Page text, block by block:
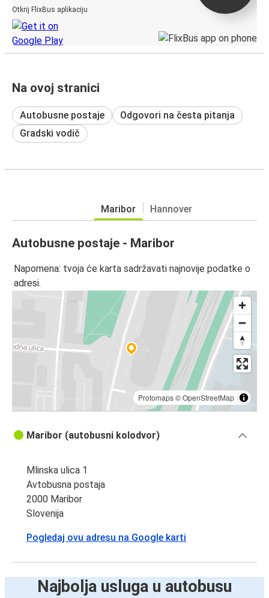
Otkrij FlixBus aplikaciju
Na ovoj stranici
Autobusne postaje
Odgovori na česta pitanja
Gradski vodič
Maribor Hannover
Autobusne postaje - Maribor
Napomena: tvoja će karta sadržavati najnovije podatke o
adresi.
Protomaps©OpenStreetMap
Maribor (autobusni kolodvor)
Mlinska ulica 1
Avtobusna postaja
2000 Maribor
Slovenija
Pogledaj ovu adresu na Google karti
Najbolja usluga u autobusu